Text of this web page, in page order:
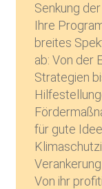
Senkung
Ihre
breites
ab: Von der
Strategien
für gute
Von ihr